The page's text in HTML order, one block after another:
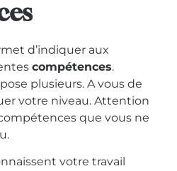
d’indiquer aux
compétences.
plusieurs. A vous de
votre niveau. Attention
que vous ne
votre travail